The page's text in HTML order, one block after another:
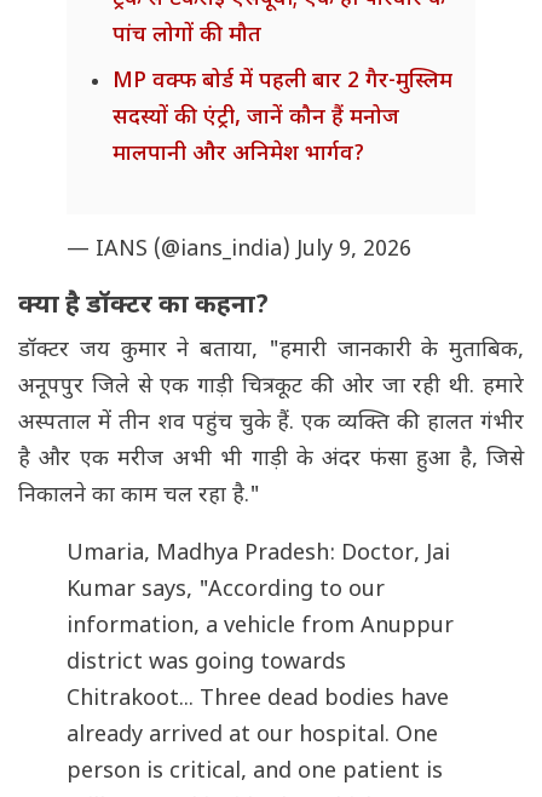
पांच लोगों की मौत
MP वक्फ बोर्ड में पहली बार 2 गैर-मुस्लिम
सदस्यों की एंट्री, जानें कौन हैं मनोज
मालपानी और अनिमेश भार्गव?
— IANS (@ians_india)July 9, 2026
क्या है डॉक्टर का कहना?
डॉक्टर जय कुमार ने बताया, "हमारी जानकारी के मुताबिक,
अनूपपुर जिले से एक गाड़ी चित्रकूट की ओर जा रही थी. हमारे
अस्पताल में तीन शव पहुंच चुके हैं. एक व्यक्ति की हालत गंभीर
है और एक मरीज अभी भी गाड़ी के अंदर फंसा हुआ है, जिसे
निकालने का काम चल रहा है."
Umaria, Madhya Pradesh: Doctor, Jai
Kumar says, "According to our
information, a vehicle from Anuppur
district was going towards
Chitrakoot... Three dead bodies have
already arrived at our hospital. One
person is critical, and one patient is